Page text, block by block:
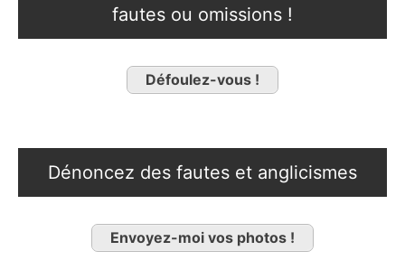
fautes ou omissions !
Défoulez-vous !
Dénoncez des fautes et anglicismes
Envoyez-moi vos photos !